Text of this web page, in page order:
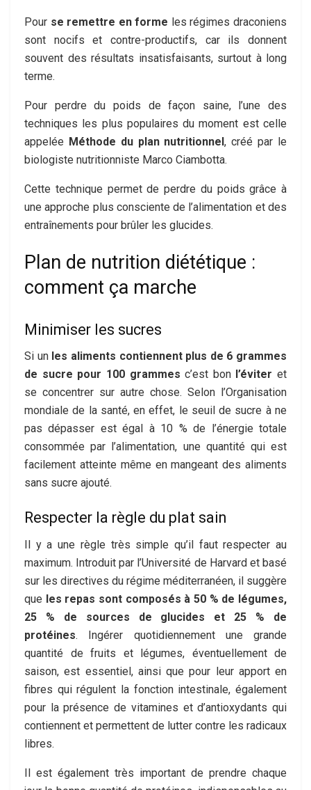
Pour se remettre en forme les régimes draconiens
sont nocifs et contre-productifs, car ils donnent
souvent des résultats insatisfaisants, surtout à long
terme.
Pour perdre du poids de façon saine, l’une des
techniques les plus populaires du moment est celle
appelée Méthode du plan nutritionnel, créé par le
biologiste nutritionniste Marco Ciambotta.
Cette technique permet de perdre du poids grâce à
une approche plus consciente de l’alimentation et des
entraînements pour brûler les glucides.
Plan de nutrition diététique :
comment ça marche
Minimiser les sucres
Si un les aliments contiennent plus de 6 grammes
de sucre pour 100 grammes c’est bon l’éviter et
se concentrer sur autre chose. Selon l’Organisation
mondiale de la santé, en effet, le seuil de sucre à ne
pas dépasser est égal à 10 % de l’énergie totale
consommée par l’alimentation, une quantité qui est
facilement atteinte même en mangeant des aliments
sans sucre ajouté.
Respecter la règle du plat sain
Il y a une règle très simple qu’il faut respecter au
maximum. Introduit par l’Université de Harvard et basé
sur les directives du régime méditerranéen, il suggère
que les repas sont composés à 50 % de légumes,
25 % de sources de glucides et 25 % de
protéines. Ingérer quotidiennement une grande
quantité de fruits et légumes, éventuellement de
saison, est essentiel, ainsi que pour leur apport en
fibres qui régulent la fonction intestinale, également
pour la présence de vitamines et d’antioxydants qui
contiennent et permettent de lutter contre les radicaux
libres.
Il est également très important de prendre chaque